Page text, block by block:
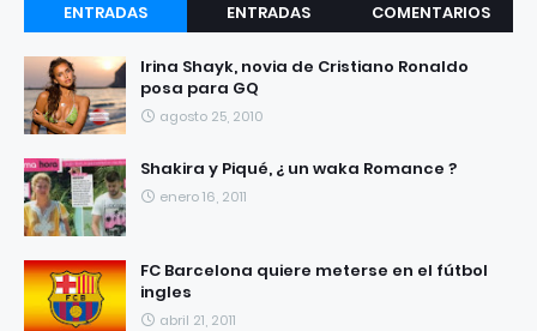
ENTRADAS
RECIENTES
ENTRADAS
COMENTARIOS
Irina Shayk, novia de Cristiano Ronaldo
posa para GQ
agosto 25, 2010
Shakira y Piqué, ¿ un waka Romance ?
enero 16, 2011
FC Barcelona quiere meterse en el fútbol
ingles
abril 21, 2011